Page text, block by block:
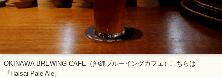
OKINAWA BREWING CAFE（沖縄ブルーイングカフェ）こちらは
『Haisai Pale Ale』